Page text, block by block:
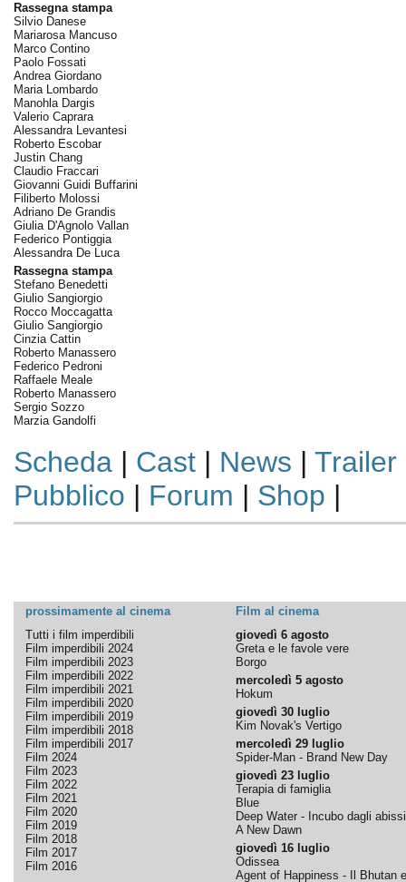
Rassegna stampa
Silvio Danese
Mariarosa Mancuso
Marco Contino
Paolo Fossati
Andrea Giordano
Maria Lombardo
Manohla Dargis
Valerio Caprara
Alessandra Levantesi
Roberto Escobar
Justin Chang
Claudio Fraccari
Giovanni Guidi Buffarini
Filiberto Molossi
Adriano De Grandis
Giulia D'Agnolo Vallan
Federico Pontiggia
Alessandra De Luca
Rassegna stampa
Stefano Benedetti
Giulio Sangiorgio
Rocco Moccagatta
Giulio Sangiorgio
Cinzia Cattin
Roberto Manassero
Federico Pedroni
Raffaele Meale
Roberto Manassero
Sergio Sozzo
Marzia Gandolfi
Scheda| Cast| News | Trailer
Pubblico | Forum | Shop |
prossimamente al cinema
Film al cinema
Tutti i film imperdibili
Film imperdibili 2024
Film imperdibili 2023
Film imperdibili 2022
Film imperdibili 2021
Film imperdibili 2020
Film imperdibili 2019
Film imperdibili 2018
Film imperdibili 2017
Film 2024
Film 2023
Film 2022
Film 2021
Film 2020
Film 2019
Film 2018
Film 2017
Film 2016
giovedì 6 agosto
Greta e le favole vere
Borgo
mercoledì 5 agosto
Hokum
giovedì 30 luglio
Kim Novak's Vertigo
mercoledì 29 luglio
Spider-Man - Brand New Day
giovedì 23 luglio
Terapia di famiglia
Blue
Deep Water - Incubo dagli abissi
A New Dawn
giovedì 16 luglio
Odissea
Agent of Happiness - Il Bhutan